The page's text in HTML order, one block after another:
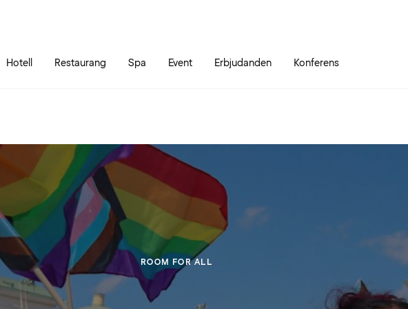
Hotell Restaurang Spa Event Erbjudanden Konferens
ROOM FOR ALL